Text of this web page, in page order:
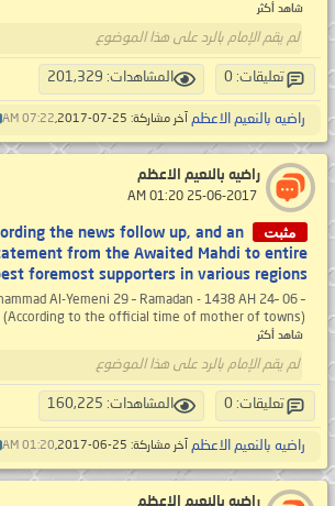
شاهد أكثر
لم يقم الإمام بالرد على هذا الموضوع
تعليقات: 0 المشاهدات: 201,329
راضيه بالنعيم الاعظم آخر مشاركة: 25-07-2017, 07:22 AM
راضيه بالنعيم الاعظم
مثبت
the news follow up, and an
from the Awaited Mahdi to entire
foremost supporters in various regions
Al-Yemeni 29 – Ramadan - 1438 AH 24– 06 –
(According to the official time of mother of towns) ...
شاهد أكثر
لم يقم الإمام بالرد على هذا الموضوع
تعليقات: 0 المشاهدات: 160,225
راضيه بالنعيم الاعظم آخر مشاركة: 25-06-2017, 01:20 AM
راضيه بالنعيم الاعظم